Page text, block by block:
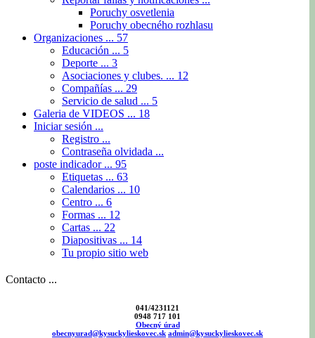
Poruchy osvetlenia
Poruchy obecného rozhlasu
Organizaciones ... 57
Educación ... 5
Deporte ... 3
Asociaciones y clubes. ... 12
Compañías ... 29
Servicio de salud ... 5
Galeria de VIDEOS ... 18
Iniciar sesión ...
Registro ...
Contraseña olvidada ...
poste indicador ... 95
Etiquetas ... 63
Calendarios ... 10
Centro ... 6
Formas ... 12
Cartas ... 22
Diapositivas ... 14
Tu propio sitio web
Contacto ...
041/4231121
0948 717 101
Obecný úrad
obecnyurad@kysuckylieskovec.sk admin@kysuckylieskovec.sk